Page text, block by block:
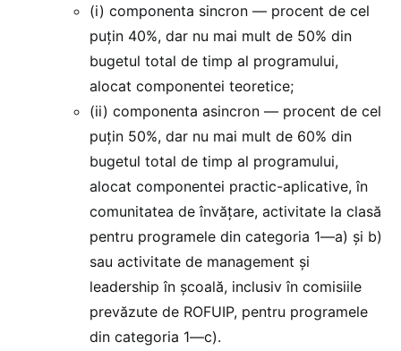
(i) componenta sincron — procent de cel
puțin 40%, dar nu mai mult de 50% din
bugetul total de timp al programului,
alocat componentei teoretice;
(ii) componenta asincron — procent de cel
puțin 50%, dar nu mai mult de 60% din
bugetul total de timp al programului,
alocat componentei practic-aplicative, în
comunitatea de învățare, activitate la clasă
pentru programele din categoria 1—a) și b)
sau activitate de management și
leadership în școală, inclusiv în comisiile
prevăzute de ROFUIP, pentru programele
din categoria 1—c).